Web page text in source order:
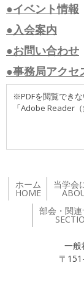
●イベント情報
●入会案内
●お問い合わせ
●事務局アクセ
※PDFを閲覧でき
「Adobe Reader
ホーム
HOME
当学会
部会・関連
一般
〒
バ